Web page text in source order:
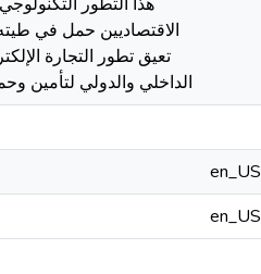
الاقتصاديين حمل في طيته
تعيق تطور التجارة
الداخلي والدولي لتأمين
en_US
en_US